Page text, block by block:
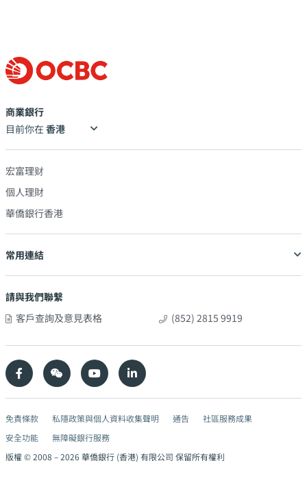
商業銀行
目前你在
宏富理财
個人理財
華僑銀行香港
常用連結
請與我們聯繫
客戶查詢及意見表格
(852) 2815 9919
免責條款 私隱政策與個人資料收集聲明 通告
社區服務成果
安全功能
無障礙銀行服務
版權 © 2008 –2026 華僑銀行 (香港) 有限公司 保留所有權利